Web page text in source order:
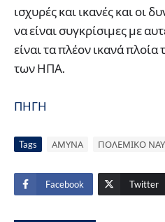
ισχυρές και ικανές και οι
να είναι συγκρίσιμες με
είναι τα πλέον ικανά
των ΗΠΑ.
ΠΗΓΗ
Tags ΑΜΥΝΑ ΠΟΛΕΜΙΚΟ
Facebook Twitter